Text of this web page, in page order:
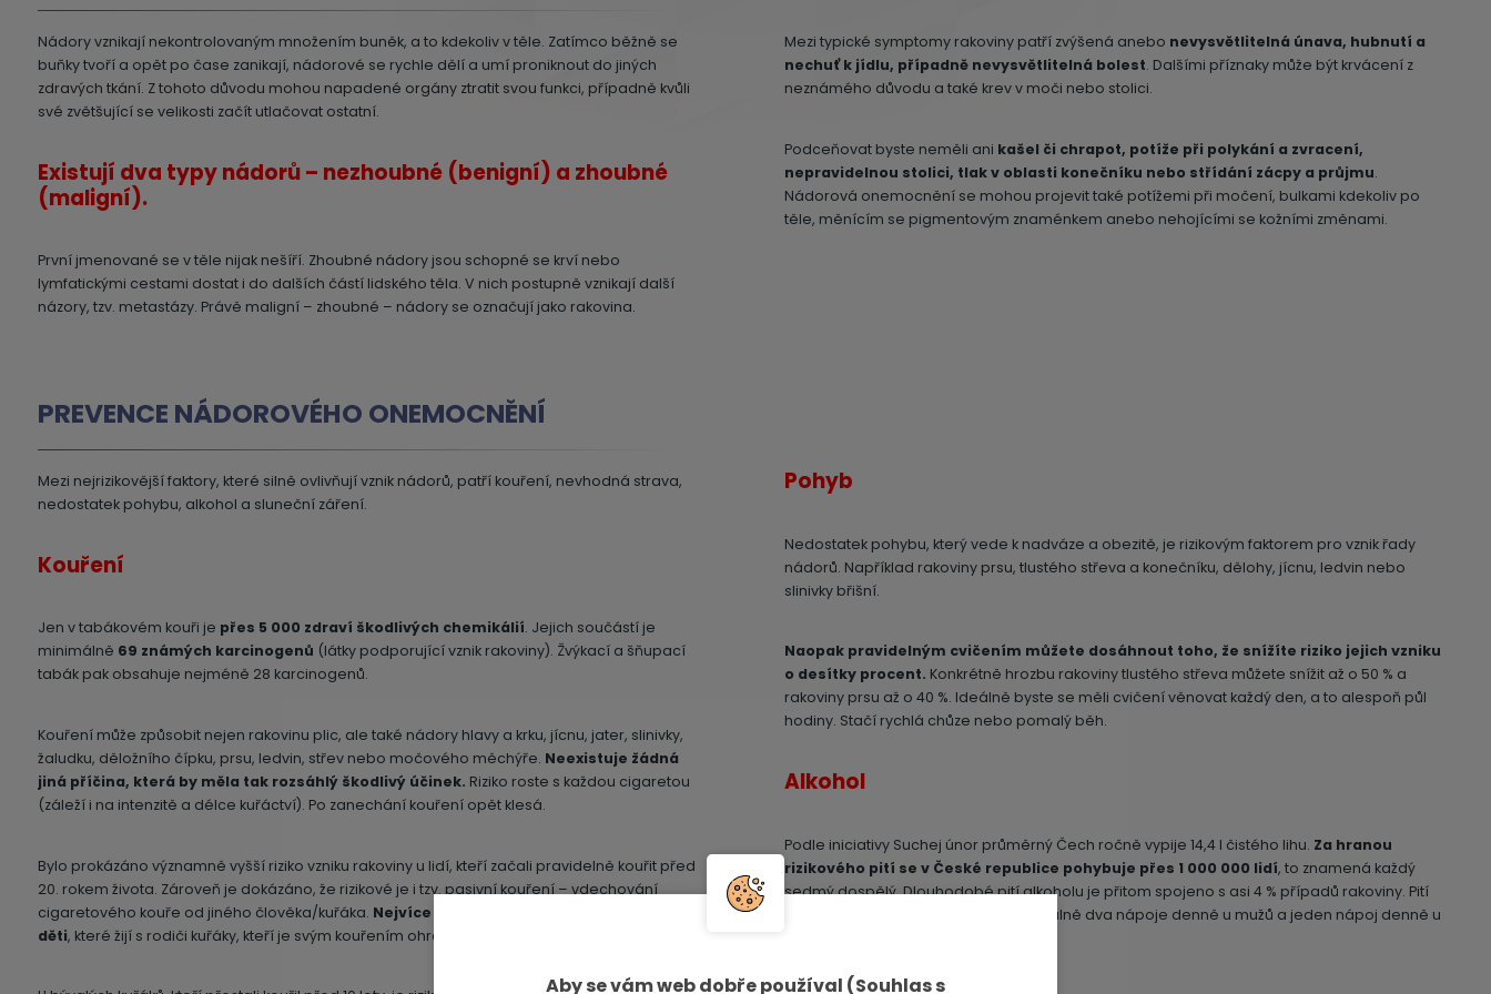
Nádory vznikají nekontrolovaným množením buněk, a to kdekoliv v těle. Zatímco běžně se
buňky tvoří a opět po čase zanikají, nádorové se rychle dělí a umí proniknout do jiných
zdravých tkání. Z tohoto důvodu mohou napadené orgány ztratit svou funkci, případně kvůli
své zvětšující se velikosti začít utlačovat ostatní.
Existují dva typy nádorů – nezhoubné (benigní) a zhoubné
(maligní).
První jmenované se v těle nijak nešíří. Zhoubné nádory jsou schopné se krví nebo
lymfatickými cestami dostat i do dalších částí lidského těla. V nich postupně vznikají další
názory, tzv. metastázy. Právě maligní – zhoubné – nádory se označují jako rakovina.
Mezi typické symptomy rakoviny patří zvýšená anebo nevysvětlitelná únava, hubnutí a
nechuť k jídlu, případně nevysvětlitelná bolest. Dalšími příznaky může být krvácení z
neznámého důvodu a také krev v moči nebo stolici.
Podceňovat byste neměli ani kašel či chrapot, potíže při polykání a zvracení,
nepravidelnou stolici, tlak v oblasti konečníku nebo střídání zácpy a průjmu.
Nádorová onemocnění se mohou projevit také potížemi při močení, bulkami kdekoliv po
těle, měnícím se pigmentovým znaménkem anebo nehojícími se kožními změnami.
PREVENCE NÁDOROVÉHO ONEMOCNĚNÍ
Mezi nejrizikovější faktory, které silně ovlivňují vznik nádorů, patří kouření, nevhodná strava,
nedostatek pohybu, alkohol a sluneční záření.
Kouření
Jen v tabákovém kouři je přes 5 000 zdraví škodlivých chemikálií. Jejich součástí je
minimálně 69 známých karcinogenů (látky podporující vznik rakoviny). Žvýkací a šňupací
tabák pak obsahuje nejméně 28 karcinogenů.
Kouření může způsobit nejen rakovinu plic, ale také nádory hlavy a krku, jícnu, jater, slinivky,
žaludku, děložního čípku, prsu, ledvin, střev nebo močového měchýře. Neexistuje žádná
jiná příčina, která by měla tak rozsáhlý škodlivý účinek. Riziko roste s každou cigaretou
(záleží i na intenzitě a délce kuřáctví). Po zanechání kouření opět klesá.
Bylo prokázáno významně vyšší riziko vzniku rakoviny u lidí, kteří začali pravidelně kouřit před
20. rokem života. Zároveň je dokázáno, že rizikové je i tzv. pasivní kouření – vdechování
cigaretového kouře od jiného člověka/kuřáka. Nejvíce jsou pasivním kouřením ohrožené
děti, které žijí s rodiči kuřáky, kteří je svým kouřením ohrožují doma nebo v autě.
Pohyb
Nedostatek pohybu, který vede k nadváze a obezitě, je rizikovým faktorem pro vznik řady
nádorů. Například rakoviny prsu, tlustého střeva a konečníku, dělohy, jícnu, ledvin nebo
slinivky břišní.
Naopak pravidelným cvičením můžete dosáhnout toho, že snížíte riziko jejich vzniku
o desítky procent. Konkrétně hrozbu rakoviny tlustého střeva můžete snížit až o 50 % a
rakoviny prsu až o 40 %. Ideálně byste se měli cvičení věnovat každý den, a to alespoň půl
hodiny. Stačí rychlá chůze nebo pomalý běh.
Alkohol
Podle iniciativy Suchej únor průměrný Čech ročně vypije 14,4 l čistého lihu. Za hranou
rizikového pití se v České republice pohybuje přes 1 000 000 lidí, to znamená každý
sedmý dospělý. Dlouhodobé pití alkoholu je přitom spojeno s asi 4 % případů rakoviny. Pití
alkoholu byste měli omezit na maximálně dva nápoje denně u mužů a jeden nápoj denně u
Aby se vám web dobře používal (Souhlas s